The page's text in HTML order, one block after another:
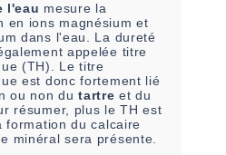
l'eau mesure la
en ions magnésium et
dans l'eau. La dureté
appelée titre
(TH). Le titre
est donc fortement lié
ou non dutartre et du
résumer, plus le TH est
formation du calcaire
minéral sera présente.